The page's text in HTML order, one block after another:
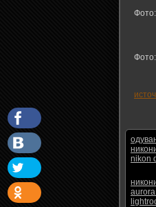
nikon